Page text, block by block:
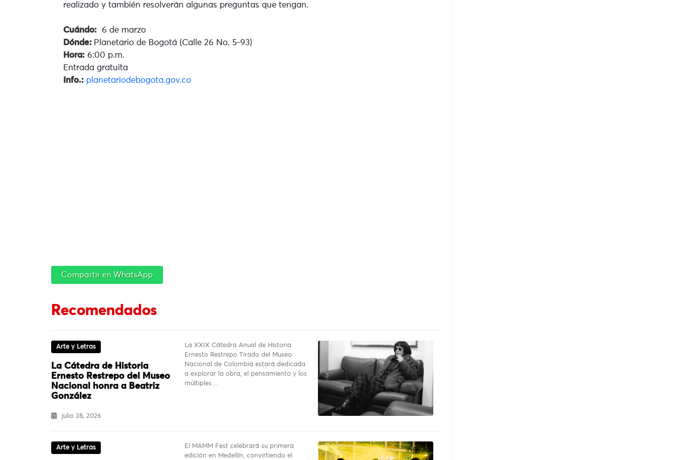
realizado y también resolverán algunas preguntas que tengan.
Cuándo: 6 de marzo
Dónde: Planetario de Bogotá (Calle 26 No. 5-93)
Hora: 6:00 p.m.
Entrada gratuita
Info.: planetariodebogota.gov.co
Compartir en WhatsApp
Recomendados
Arte y Letras
La Cátedra de Historia
Ernesto Restrepo del Museo
Nacional honra a Beatriz
González
julio 28, 2026
La XXIX Cátedra Anual de Historia
Ernesto Restrepo Tirado del Museo
Nacional de Colombia estará dedicada
a explorar la obra, el pensamiento y los
múltiples…
Arte y Letras
El MAMM Fest celebrará su primera
edición en Medellín, convirtiendo el